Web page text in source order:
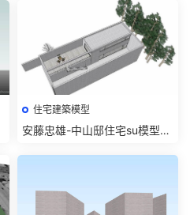
住宅建築模型
安藤忠雄-中山邸住宅su模型下